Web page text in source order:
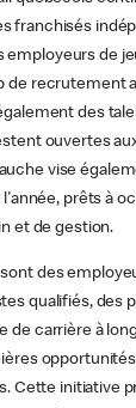
franchisés
de
de recrutement
des
ouvertes
vise
prêts à
et de gestion.
sont des
qualifiés, des
de carrière à
Cette initiative